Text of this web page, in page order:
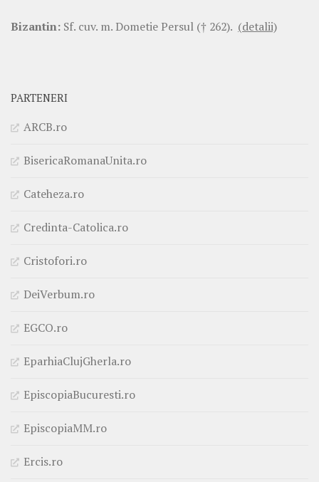
Bizantin: Sf. cuv. m. Dometie Persul († 262). (detalii)
PARTENERI
ARCB.ro
BisericaRomanaUnita.ro
Cateheza.ro
Credinta-Catolica.ro
Cristofori.ro
DeiVerbum.ro
EGCO.ro
EparhiaClujGherla.ro
EpiscopiaBucuresti.ro
EpiscopiaMM.ro
Ercis.ro